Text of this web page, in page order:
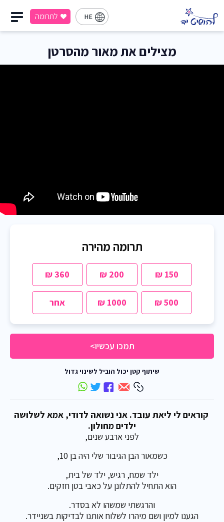
HE לתרומה
מצילים את מאור מהסרטן
תרומה מהירה
150 ₪
200 ₪
360 ₪
500 ₪
1000 ₪ אחר
תמכו עכשיו>
שיתוף קטן יכול הוביל לשינוי גדול
קוראים לי ליאת עובד. אני נשואה לדודי, אמא לשלושה
ילדים מחולון.
לפני ארבע שנים,
כשמאור הבן הגיבור שלי היה בן 10,
ילד שמח, רגיש, ילד של בית,
הוא התחיל להתלונן על כאבי בטן חזקים.
והרגשתי שמשהו לא בסדר.
הגענו למיון ושם מיהרו לשלוח אותנו לבדיקות בשניידר.